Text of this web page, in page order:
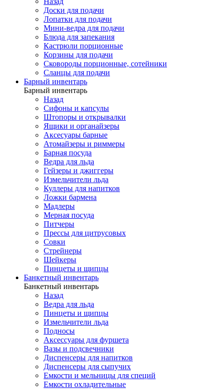
Доски для подачи
Лопатки для подачи
Мини-ведра для подачи
Блюда для запекания
Кастрюли порционные
Корзины для подачи
Сковороды порционные, сотейники
Сланцы для подачи
Барный инвентарь
Барный инвентарь
Назад
Сифоны и капсулы
Штопоры и открывалки
Ящики и органайзеры
Аксесуары барные
Атомайзеры и риммеры
Барная посуда
Ведра для льда
Гейзеры и джиггеры
Измельчители льда
Куллеры для напитков
Ложки бармена
Мадлеры
Мерная посуда
Питчеры
Прессы для цитрусовых
Совки
Стрейнеры
Шейкеры
Пинцеты и щипцы
Банкетный инвентарь
Банкетный инвентарь
Назад
Ведра для льда
Пинцеты и щипцы
Измельчители льда
Подносы
Аксессуары для фуршета
Вазы и подсвечники
Диспенсеры для напитков
Диспенсеры для сыпучих
Емкости и мельницы для специй
Емкости охладительные